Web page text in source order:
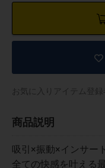
お気に入りアイテム登録
商品説明
吸引×振動×インサート
全ての快感を叶える
ッ